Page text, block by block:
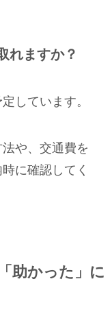
れますか？
しています。
や、交通費を
に確認してく
助かった」に